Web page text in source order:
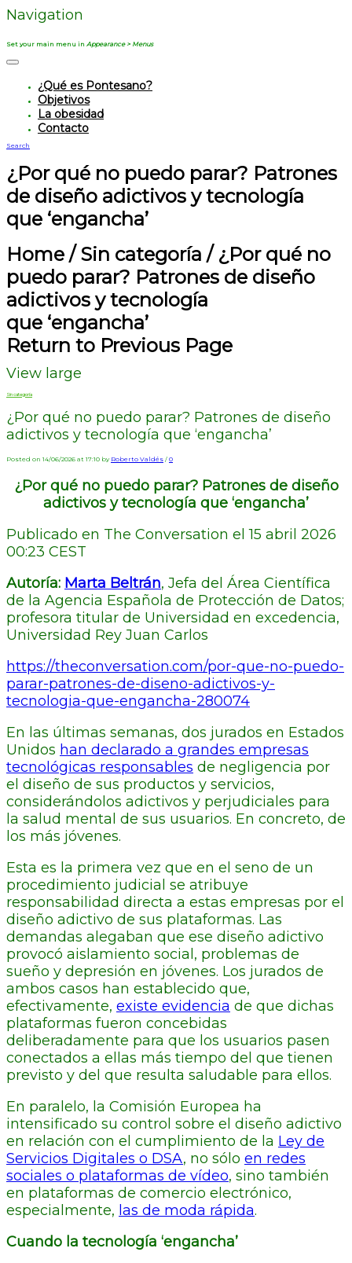
Navigation
Set your main menu in Appearance > Menus
¿Qué es Pontesano?
Objetivos
La obesidad
Contacto
Search
¿Por qué no puedo parar? Patrones
de diseño adictivos y tecnología
que ‘engancha’
Home / Sin categoría / ¿Por qué no
puedo parar? Patrones de diseño
adictivos y tecnología
que ‘engancha’
Return to Previous Page
View large
Sin categoría
¿Por qué no puedo parar? Patrones de diseño
adictivos y tecnología que ‘engancha’
Posted on 14/06/2026 at 17:10 by Roberto Valdés / 0
¿Por qué no puedo parar? Patrones de diseño
adictivos y tecnología que ‘engancha’
Publicado en The Conversation el 15 abril 2026
00:23 CEST
Autoría: Marta Beltrán, Jefa del Área Científica
de la Agencia Española de Protección de Datos;
profesora titular de Universidad en excedencia,
Universidad Rey Juan Carlos
https://theconversation.com/por-que-no-puedo-
parar-patrones-de-diseno-adictivos-y-
tecnologia-que-engancha-280074
En las últimas semanas, dos jurados en Estados
Unidos han declarado a grandes empresas
tecnológicas responsables de negligencia por
el diseño de sus productos y servicios,
considerándolos adictivos y perjudiciales para
la salud mental de sus usuarios. En concreto, de
los más jóvenes.
Esta es la primera vez que en el seno de un
procedimiento judicial se atribuye
responsabilidad directa a estas empresas por el
diseño adictivo de sus plataformas. Las
demandas alegaban que ese diseño adictivo
provocó aislamiento social, problemas de
sueño y depresión en jóvenes. Los jurados de
ambos casos han establecido que,
efectivamente, existe evidencia de que dichas
plataformas fueron concebidas
deliberadamente para que los usuarios pasen
conectados a ellas más tiempo del que tienen
previsto y del que resulta saludable para ellos.
En paralelo, la Comisión Europea ha
intensificado su control sobre el diseño adictivo
en relación con el cumplimiento de la Ley de
Servicios Digitales o DSA, no sólo en redes
sociales o plataformas de vídeo, sino también
en plataformas de comercio electrónico,
especialmente, las de moda rápida.
Cuando la tecnología ‘engancha’